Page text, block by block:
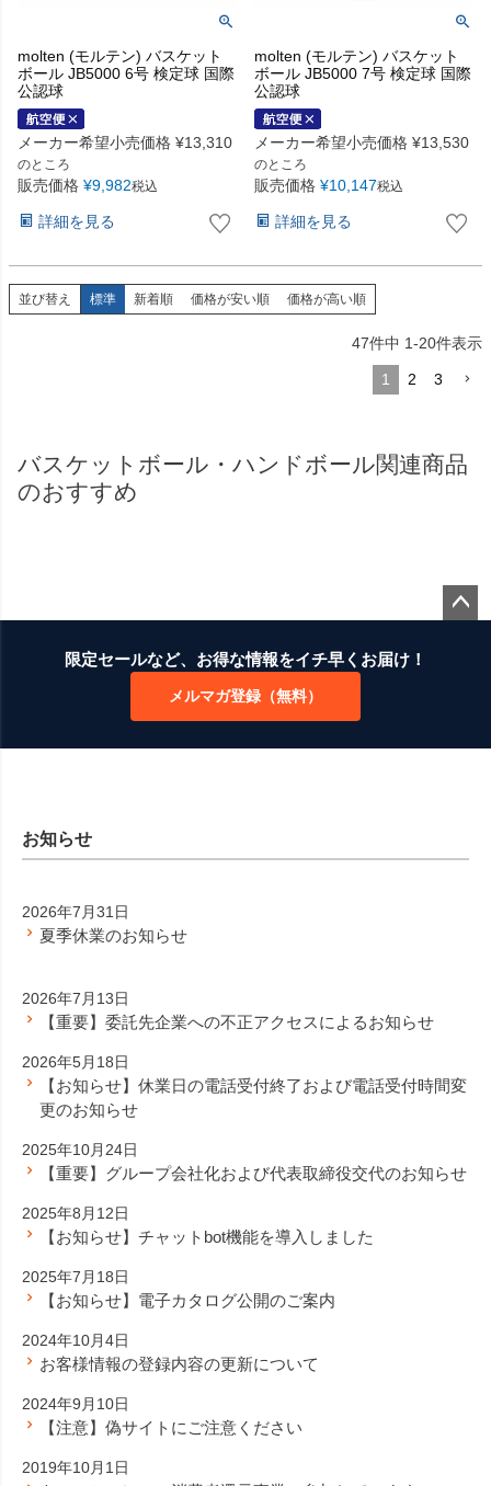
molten (モルテン) バスケット
ボール JB5000 6号 検定球 国際
公認球
メーカー希望小売価格 ¥13,310
のところ
販売価格 ¥9,982税込
詳細を見る
molten (モルテン) バスケット
ボール JB5000 7号 検定球 国際
公認球
メーカー希望小売価格 ¥13,530
のところ
販売価格 ¥10,147税込
詳細を見る
並び替え 標準 新着順 価格が安い順 価格が高い順
47件中 1-20件表示
1 2 3
バスケットボール・ハンドボール関連商品
のおすすめ
限定セールなど、お得な情報をイチ早くお届け！
メルマガ登録（無料）
お知らせ
2026年7月31日
夏季休業のお知らせ
2026年7月13日
【重要】委託先企業への不正アクセスによるお知らせ
2026年5月18日
【お知らせ】休業日の電話受付終了および電話受付時間変
更のお知らせ
2025年10月24日
【重要】グループ会社化および代表取締役交代のお知らせ
2025年8月12日
【お知らせ】チャットbot機能を導入しました
2025年7月18日
【お知らせ】電子カタログ公開のご案内
2024年10月4日
お客様情報の登録内容の更新について
2024年9月10日
【注意】偽サイトにご注意ください
2019年10月1日